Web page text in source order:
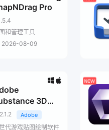
Pro
和管理工具
2026-08-09
3D
Adobe
代游戏贴图绘制软件